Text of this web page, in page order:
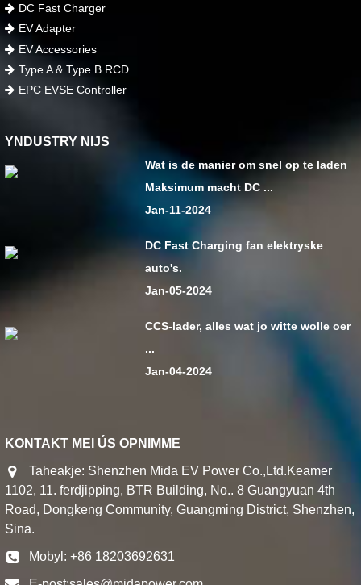
DC Fast Charger
EV Adapter
EV Accessories
Type A & Type B RCD
EPC EVSE Controller
YNDUSTRY NIJS
Wat is de manier om snel op te laden
Maksimum macht DC ...
Jan-11-2024
DC Fast Charging fan elektryske
auto's.
Jan-05-2024
CCS-lader, alles wat jo witte wolle oer
...
Jan-04-2024
KONTAKT MEI ÚS OPNIMME
Taheakje: Shenzhen Mida EV Power Co.,Ltd.Keamer
1102, 11. ferdjipping, BTR Building, No.. 8 Guangyuan 4th
Road, Dongkeng Community, Guangming District, Shenzhen,
Sina.
Mobyl: +86 18203692631